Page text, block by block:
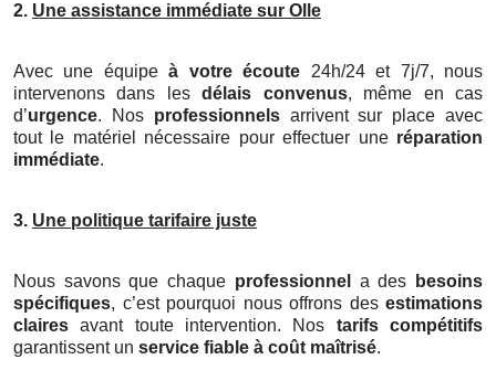
2. Une assistance immédiate sur Olle
Avec une équipeà votre écoute 24h/24 et 7j/7, nous
intervenons dans lesdélais convenus, même en cas
d’urgence. Nos professionnelsarrivent sur place avec
tout le matériel nécessaire pour effectuer une réparation
immédiate.
3. Une politique tarifaire juste
Nous savons que chaque professionnel a des
besoins
spécifiques, c’est pourquoi nous offrons des estimations
claires avant toute intervention. Nos tarifs compétitifs
garantissent un service fiable à coût maîtrisé.